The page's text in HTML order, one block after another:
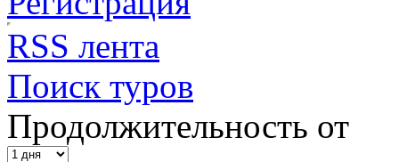
RSS лента
Поиск туров
Продолжительность от